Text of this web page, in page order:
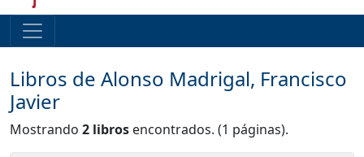
Libros de Alonso Madrigal, Francisco
Javier
Mostrando 2 libros encontrados. (1 páginas).